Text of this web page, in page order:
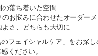
落ち着いた空間
お悩みに合わせたオーダー
さ、どちらも大切に
フェイシャルケア」をお探し
ください。